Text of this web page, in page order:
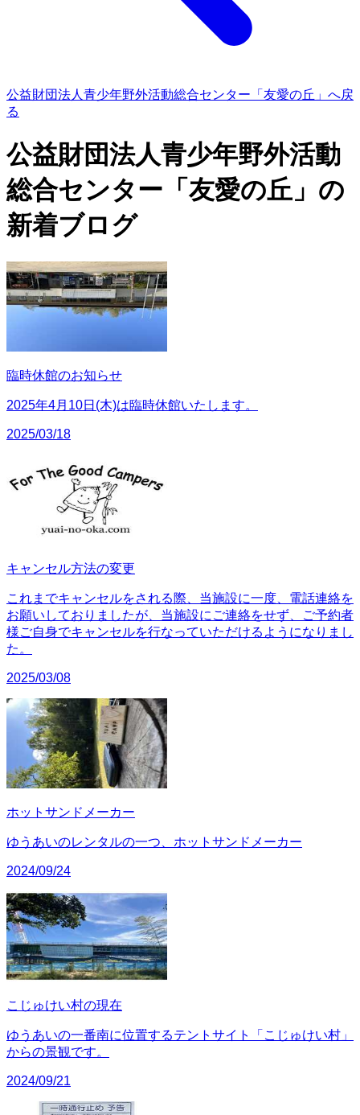
公益財団法人青少年野外活動総合センター「友愛の丘」へ戻
る
公益財団法人青少年野外活動
総合センター「友愛の丘」の
新着ブログ
臨時休館のお知らせ
2025年4月10日(木)は臨時休館いたします。
2025/03/18
キャンセル方法の変更
これまでキャンセルをされる際、当施設に一度、電話連絡を
お願いしておりましたが、当施設にご連絡をせず、ご予約者
様ご自身でキャンセルを行なっていただけるようになりまし
た。
2025/03/08
ホットサンドメーカー
ゆうあいのレンタルの一つ、ホットサンドメーカー
2024/09/24
こじゅけい村の現在
ゆうあいの一番南に位置するテントサイト「こじゅけい村」
からの景観です。
2024/09/21